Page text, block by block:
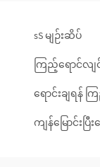
sS မျဉ်းဆိပ်
ကြည့်ရောင်လ
ရောင်းချရန်
ကျန်မြောင်း